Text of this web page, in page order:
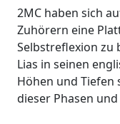
2MC haben sich
Zuhörern eine
Selbstreflexion zu
Lias in seinen
Höhen und Tiefen
dieser Phasen